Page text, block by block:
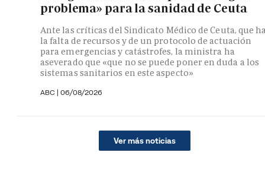
problema» para la sanidad de Ceuta
Ante las críticas del Sindicato Médico de Ceuta, que
la falta de recursos y de un protocolo de actuación
para emergencias y catástrofes, la ministra ha
aseverado que «que no se puede poner en duda a los
sistemas sanitarios en este aspecto»
ABC | 06/08/2026
Ver más noticias